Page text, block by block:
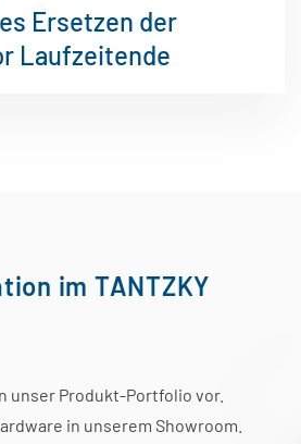
Ersetzen der
Laufzeitende
im TANTZKY
unser Produkt-Portfolio vor.
in unserem Showroom.